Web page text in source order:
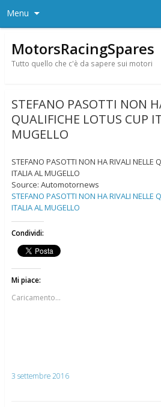
Menu
MotorsRacingSpares
Tutto quello che c'è da sapere sui motori
STEFANO PASOTTI NON
QUALIFICHE LOTUS CUP
MUGELLO
STEFANO PASOTTI NON HA RIVALI NELLE
ITALIA AL MUGELLO
Source: Automotornews
STEFANO PASOTTI NON HA RIVALI NELLE
ITALIA AL MUGELLO
Condividi:
Mi piace:
Caricamento...
3 settembre 2016